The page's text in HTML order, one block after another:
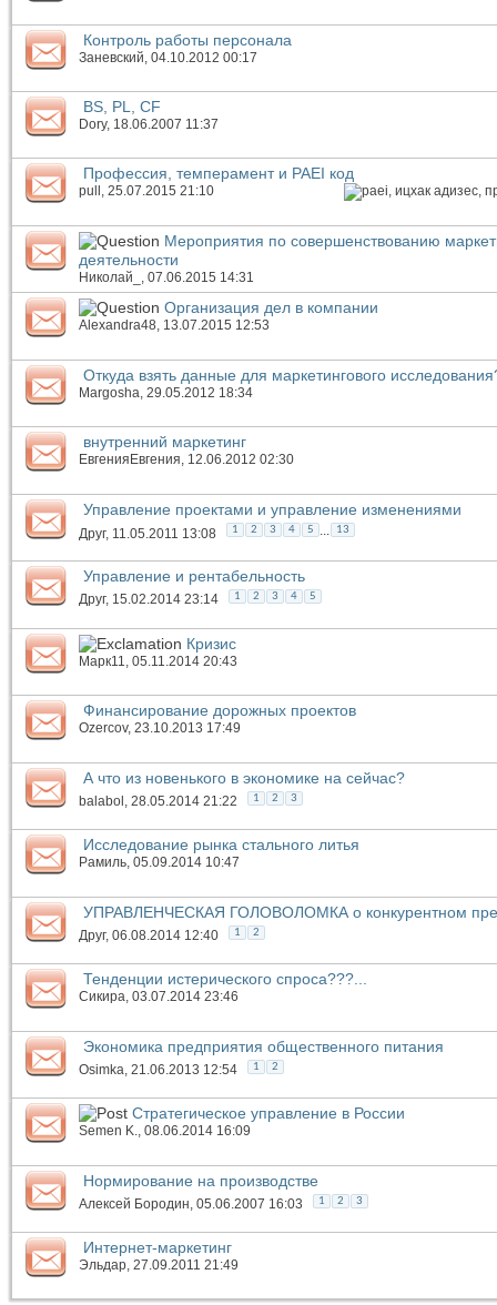
Контроль работы персонала
Заневский , 04.10.2012 00:17
BS, PL, CF
Dory, 18.06.2007 11:37
Профессия, темперамент и PAEI код
pull , 25.07.2015 21:10
Мероприятия по совершенствованию
деятельности
Николай_ , 07.06.2015 14:31
Организация дел в компании
Alexandra48, 13.07.2015 12:53
Откуда взять данные для маркетингового
Margosha, 29.05.2012 18:34
внутренний маркетинг
ЕвгенияЕвгения, 12.06.2012 02:30
Управление проектами и управление изменениями
Друг, 11.05.2011 13:08 1 2 3 4 5 ... 13
Управление и рентабельность
Друг, 15.02.2014 23:14 1 2 3 4 5
Кризис
Марк11 , 05.11.2014 20:43
Финансирование дорожных проектов
Ozercov, 23.10.2013 17:49
А что из новенького в экономике на сейчас?
balabol , 28.05.2014 21:22 1 2 3
Исследование рынка стального литья
Рамиль, 05.09.2014 10:47
УПРАВЛЕНЧЕСКАЯ ГОЛОВОЛОМКА о конкурентном
Друг, 06.08.2014 12:40 1 2
Тенденции истерического спроса???...
Сикира, 03.07.2014 23:46
Экономика предприятия общественного питания
Osimka , 21.06.2013 12:54 1 2
Стратегическое управление в России
Semen K., 08.06.2014 16:09
Нормирование на производстве
Алексей Бородин , 05.06.2007 16:03 1 2 3
Интернет-маркетинг
Эльдар, 27.09.2011 21:49